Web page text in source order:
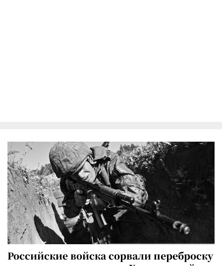
Российские войска сорвали переброску